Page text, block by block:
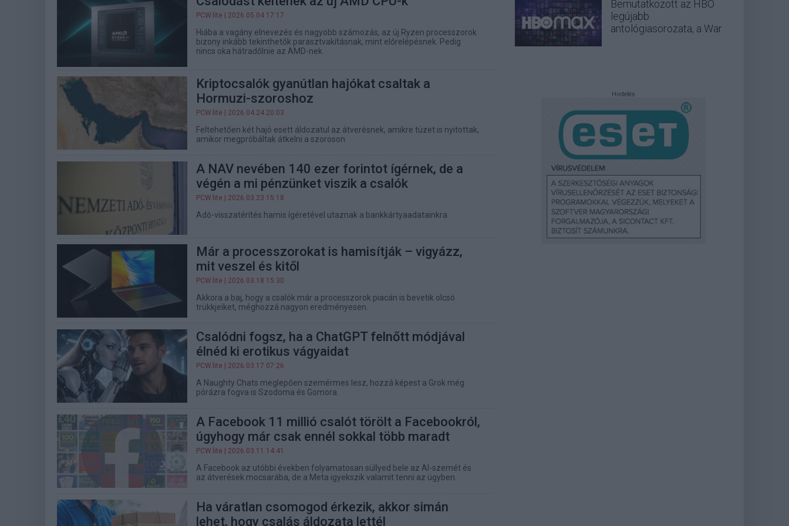
PCW.lite | 2026.05.04 17:17
Hiába a vagány elnevezés és nagyobb számozás, az új Ryzen processzorok
bizony inkább tekinthetők parasztvakításnak, mint előrelépésnek. Pedig
nincs oka hátradőlnie az AMD-nek.
Kriptocsalók gyanútlan hajókat csaltak a
Hormuzi-szoroshoz
PCW.lite | 2026.04.24 20:03
Feltehetően két hajó esett áldozatul az átverésnek, amikre tüzet is nyitottak,
amikor megpróbáltak átkelni a szoroson.
A NAV nevében 140 ezer forintot ígérnek, de a
végén a mi pénzünket viszik a csalók
PCW.lite | 2026.03.23 15:18
Adó-visszatérítés hamis ígéretével utaznak a bankkártyaadatainkra.
Már a processzorokat is hamisítják – vigyázz,
mit veszel és kitől
PCW.lite | 2026.03.18 15:30
Akkora a baj, hogy a csalók már a processzorok piacán is bevetik olcsó
trükkjeiket, méghozzá nagyon eredményesen.
Csalódni fogsz, ha a ChatGPT felnőtt módjával
élnéd ki erotikus vágyaidat
PCW.lite | 2026.03.17 07:26
A Naughty Chats meglepően szemérmes lesz, hozzá képest a Grok még
pórázra fogva is Szodoma és Gomora.
A Facebook 11 millió csalót törölt a Facebookról,
úgyhogy már csak ennél sokkal több maradt
PCW.lite | 2026.03.11 14:41
A Facebook az utóbbi években folyamatosan süllyed bele az AI-szemét és
az átverések mocsarába, de a Meta igyekszik valamit tenni az ügyben.
Ha váratlan csomogod érkezik, akkor simán
lehet, hogy csalás áldozata lettél
Bemutatkozott az HBO
legújabb
antológiasorozata, a War
Hirdetés